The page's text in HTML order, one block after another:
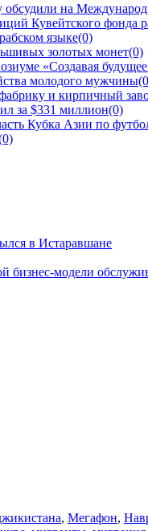
на
Кувейтского фонда
языке(0)
золотых монет(0)
«Создавая
молодого мужчины
и кирпичный
за $331 миллион(0)
Кубка Азии по
в Истаравшане
бизнес-модели
, Мегафон,